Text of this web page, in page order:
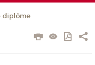
diplôme